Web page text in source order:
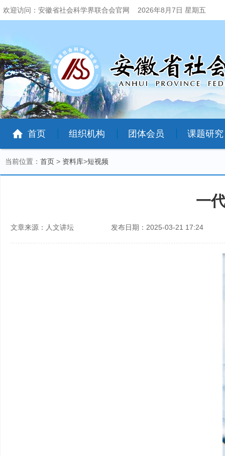
欢迎访问：安徽省社会科学界联合会官网 2026年8月7日 星期五
首页 组织机构 团体会员 课题研究
当前位置： 首页 > 资料库>短视频
一
文章来源：人文讲坛 发布日期：2025-03-21 17:24